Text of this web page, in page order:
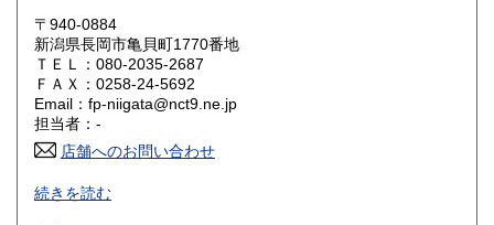
岡山県
山口県 185円
香川県 185円
高知県 185円
佐賀県
〒940-0884
新潟県長岡市亀貝町1770番地
ＴＥＬ：080-2035-2687
ＦＡＸ：0258-24-5692
Email：fp-niigata@nct9.ne.jp
担当者：-
店舗へのお問い合わせ
続きを読む